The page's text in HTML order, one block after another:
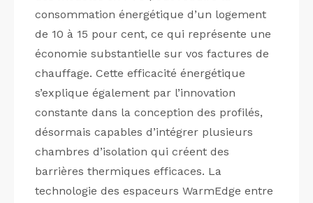
consommation énergétique d’un logement
de 10 à 15 pour cent, ce qui représente une
économie substantielle sur vos factures de
chauffage. Cette efficacité énergétique
s’explique également par l’innovation
constante dans la conception des profilés,
désormais capables d’intégrer plusieurs
chambres d’isolation qui créent des
barrières thermiques efficaces. La
technologie des espaceurs WarmEdge entre